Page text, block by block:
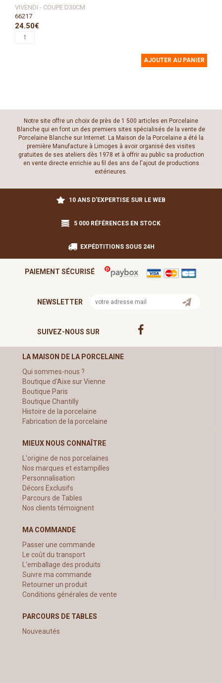
VIVENDI - COUPE D30CM
66217
24.50€
AJOUTER AU PANIER
Notre site offre un choix de près de 1 500 articles en Porcelaine
Blanche qui en font un des premiers sites spécialisés de la vente de
Porcelaine Blanche sur Internet. La Maison de la Porcelaine a été la
première Manufacture à Limoges à avoir organisé des visites
gratuites de ses ateliers dès 1978 et à offrir au public sa production
en vente directe enrichie au fil des ans de l'ajout de productions
extérieures.
10 ANS D'EXPERTISE SUR LE WEB
5 000 RÉFÉRENCES EN STOCK
EXPÉDTITIONS SOUS 24H
PAIEMENT SÉCURISÉ
NEWSLETTER
SUIVEZ-NOUS SUR
LA MAISON DE LA PORCELAINE
Qui sommes-nous ?
Boutique d'Aixe sur Vienne
Boutique Paris
Boutique Chantilly
Histoire de la porcelaine
Fabrication de la porcelaine
MIEUX NOUS CONNAÎTRE
L'origine de nos porcelaines
Nos marques et estampilles
Personnalisation
Décors Exclusifs
Parcours de Tables
Nos clients témoignent
MA COMMANDE
Passer une commande
Le coût du transport
L'emballage des produits
Suivre ma commande
Retourner un produit
Conditions générales de vente
PARCOURS DE TABLES
Nouveautés